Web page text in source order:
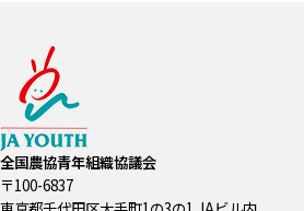
全国農協青年組織協議会
〒100-6837